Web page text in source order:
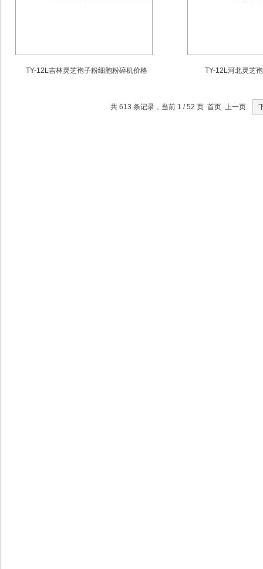
TY-12L吉林灵芝孢子粉细胞粉碎机价格 TY-12L河北灵芝
共 613 条记录，当前 1 / 52 页 首页 上一页